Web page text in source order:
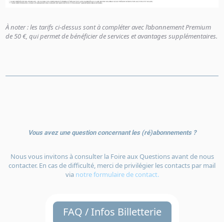
À noter : les tarifs ci-dessus sont à compléter avec l’abonnement Premium
de 50 €, qui permet de bénéficier de services et avantages supplémentaires.
Vous avez une question concernant les (ré)abonnements ?
Nous vous invitons à consulter la Foire aux Questions avant de nous
contacter. En cas de difficulté, merci de privilégier les contacts par mail
via notre formulaire de contact.
FAQ / Infos Billetterie